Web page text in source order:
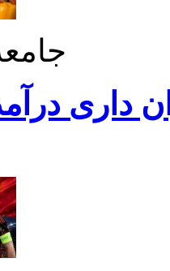
درآمد